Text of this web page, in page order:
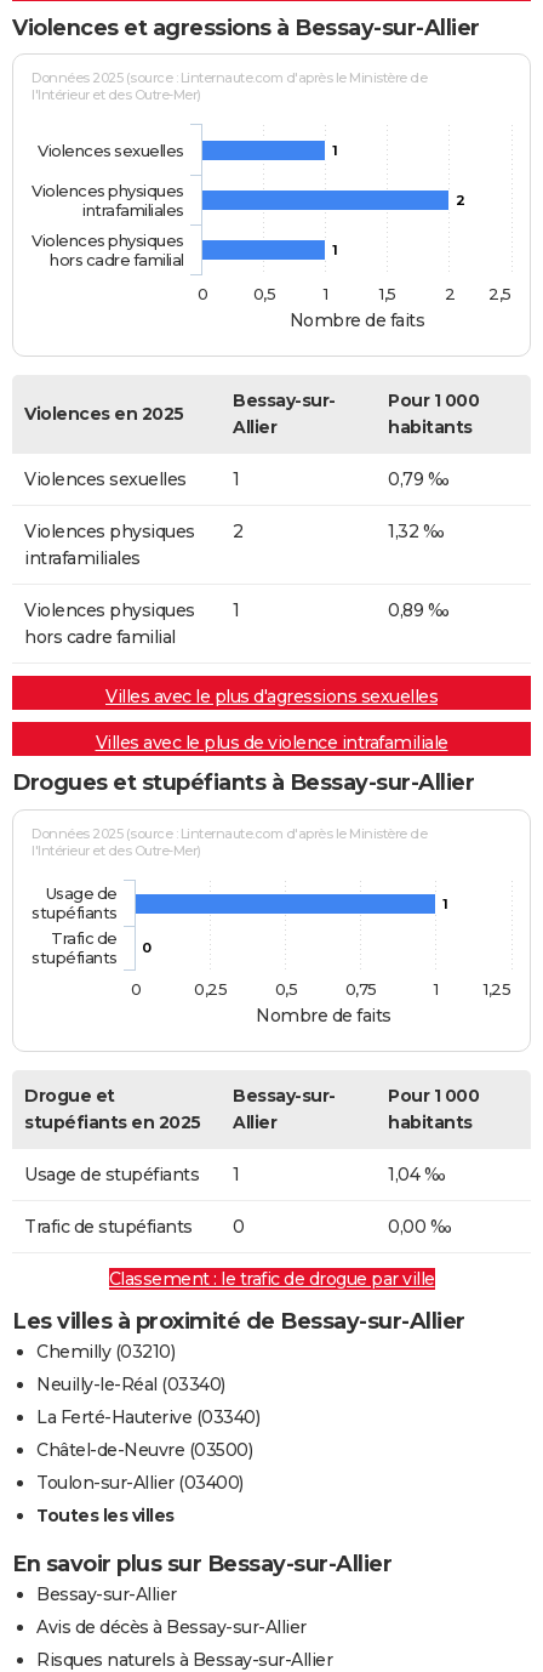
Violences et agressions à Bessay-sur-Allier
Nombre de faits
Données 2025 (source : Linternaute.com d'après le Ministère de
l'Intérieur et des Outre-Mer)
1
2
1
Violences sexuelles
Violences physiques
intrafamiliales
Violences physiques
hors cadre familial
0
0,5 1 1,5 2 2,5
Violences en 2025
Bessay-sur-
Allier
Pour 1 000
habitants
Violences sexuelles 1 0,79 ‰
Violences physiques
intrafamiliales
2 1,32 ‰
Violences physiques
hors cadre familial
1 0,89 ‰
Villes avec le plus d'agressions sexuelles
Villes avec le plus de violence intrafamiliale
Drogues et stupéfiants à Bessay-sur-Allier
Nombre de faits
Données 2025 (source : Linternaute.com d'après le Ministère de
l'Intérieur et des Outre-Mer)
1
0
Usage de
stupéfiants
Trafic de
stupéfiants
0
1
0,25 0,5 0,75 1,25
Drogue et
stupéfiants en 2025
Bessay-sur-
Allier
Pour 1 000
habitants
Usage de stupéfiants 1 1,04 ‰
Trafic de stupéfiants 0 0,00 ‰
Classement : le trafic de drogue par ville
Les villes à proximité de Bessay-sur-Allier
Chemilly (03210)
Neuilly-le-Réal (03340)
La Ferté-Hauterive (03340)
Châtel-de-Neuvre (03500)
Toulon-sur-Allier (03400)
Toutes les villes
En savoir plus sur Bessay-sur-Allier
Bessay-sur-Allier
Avis de décès à Bessay-sur-Allier
Risques naturels à Bessay-sur-Allier